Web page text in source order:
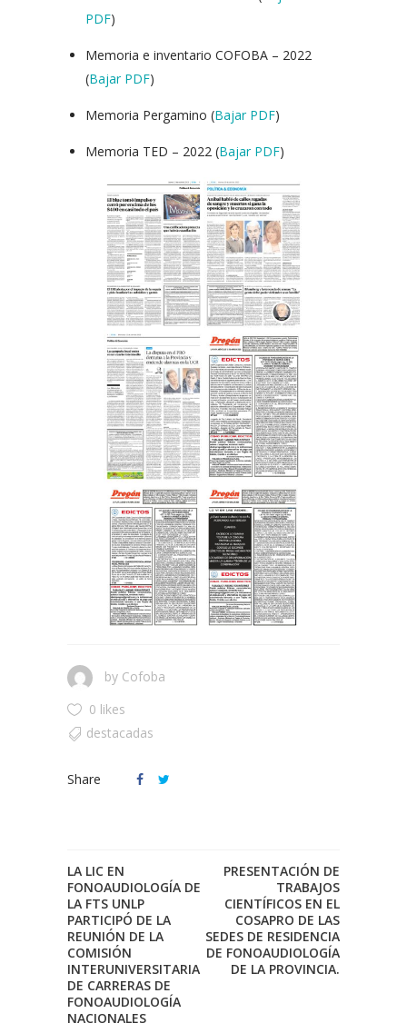
PDF)
Memoria e inventario COFOBA – 2022
(Bajar PDF)
Memoria Pergamino (Bajar PDF)
Memoria TED – 2022 (Bajar PDF)
by Cofoba
0 likes
destacadas
Share
LA LIC EN
FONOAUDIOLOGÍA DE
LA FTS UNLP
PARTICIPÓ DE LA
REUNIÓN DE LA
COMISIÓN
INTERUNIVERSITARIA
DE CARRERAS DE
FONOAUDIOLOGÍA
NACIONALES
PRESENTACIÓN DE
TRABAJOS
CIENTÍFICOS EN EL
COSAPRO DE LAS
SEDES DE RESIDENCIA
DE FONOAUDIOLOGÍA
DE LA PROVINCIA.